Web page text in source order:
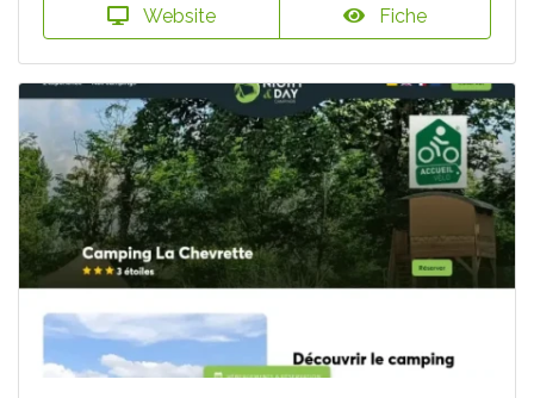
Website Fiche